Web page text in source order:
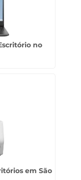
no
em São